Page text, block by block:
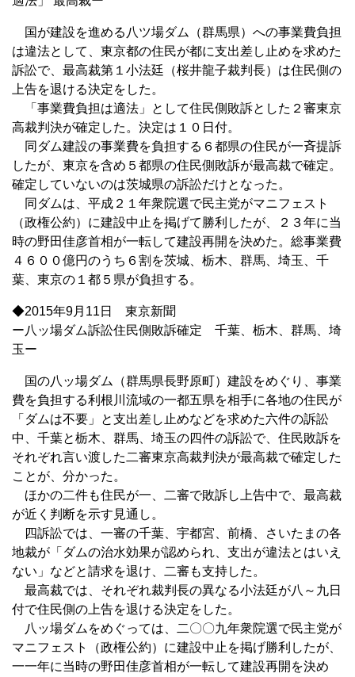
国が建設を進める八ツ場ダム（群馬県）への事業費負担
は違法として、東京都の住民が都に支出差し止めを求めた
訴訟で、最高裁第１小法廷（桜井龍子裁判長）は住民側の
上告を退ける決定をした。
「事業費負担は適法」として住民側敗訴とした２審東京
高裁判決が確定した。決定は１０日付。
同ダム建設の事業費を負担する６都県の住民が一斉提訴
したが、東京を含め５都県の住民側敗訴が最高裁で確定。
確定していないのは茨城県の訴訟だけとなった。
同ダムは、平成２１年衆院選で民主党がマニフェスト
（政権公約）に建設中止を掲げて勝利したが、２３年に当
時の野田佳彦首相が一転して建設再開を決めた。総事業費
４６００億円のうち６割を茨城、栃木、群馬、埼玉、千
葉、東京の１都５県が負担する。
◆2015年9月11日 東京新聞
ー八ッ場ダム訴訟住民側敗訴確定 千葉、栃木、群馬、埼
玉ー
国の八ッ場ダム（群馬県長野原町）建設をめぐり、事業
費を負担する利根川流域の一都五県を相手に各地の住民が
「ダムは不要」と支出差し止めなどを求めた六件の訴訟
中、千葉と栃木、群馬、埼玉の四件の訴訟で、住民敗訴を
それぞれ言い渡した二審東京高裁判決が最高裁で確定した
ことが、分かった。
ほかの二件も住民が一、二審で敗訴し上告中で、最高裁
が近く判断を示す見通し。
四訴訟では、一審の千葉、宇都宮、前橋、さいたまの各
地裁が「ダムの治水効果が認められ、支出が違法とはいえ
ない」などと請求を退け、二審も支持した。
最高裁では、それぞれ裁判長の異なる小法廷が八～九日
付で住民側の上告を退ける決定をした。
八ッ場ダムをめぐっては、二〇〇九年衆院選で民主党が
マニフェスト（政権公約）に建設中止を掲げ勝利したが、
一一年に当時の野田佳彦首相が一転して建設再開を決め